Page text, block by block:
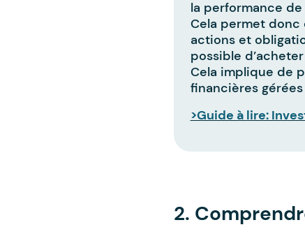
la performance
Cela permet donc
actions et
possible
Cela implique de
financières
>Guide à lire:
2.